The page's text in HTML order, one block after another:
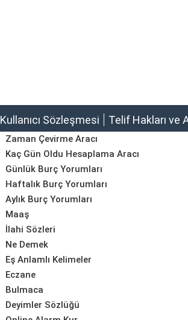
Kullanıcı Sözleşmesi Telif Hakları ve
Zaman Çevirme Aracı
Kaç Gün Oldu Hesaplama Aracı
Günlük Burç Yorumları
Haftalık Burç Yorumları
Aylık Burç Yorumları
Maaş
İlahi Sözleri
Ne Demek
Eş Anlamlı Kelimeler
Eczane
Bulmaca
Deyimler Sözlüğü